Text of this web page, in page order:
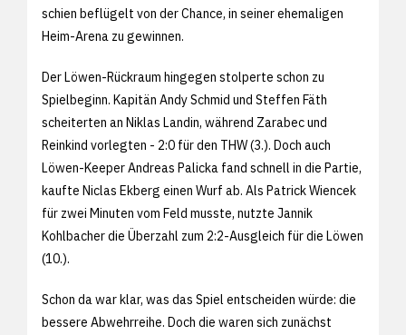
schien beflügelt von der Chance, in seiner ehemaligen
Heim-Arena zu gewinnen.
Der Löwen-Rückraum hingegen stolperte schon zu
Spielbeginn. Kapitän Andy Schmid und Steffen Fäth
scheiterten an Niklas Landin, während Zarabec und
Reinkind vorlegten - 2:0 für den THW (3.). Doch auch
Löwen-Keeper Andreas Palicka fand schnell in die Partie,
kaufte Niclas Ekberg einen Wurf ab. Als Patrick Wiencek
für zwei Minuten vom Feld musste, nutzte Jannik
Kohlbacher die Überzahl zum 2:2-Ausgleich für die Löwen
(10.).
Schon da war klar, was das Spiel entscheiden würde: die
bessere Abwehrreihe. Doch die waren sich zunächst